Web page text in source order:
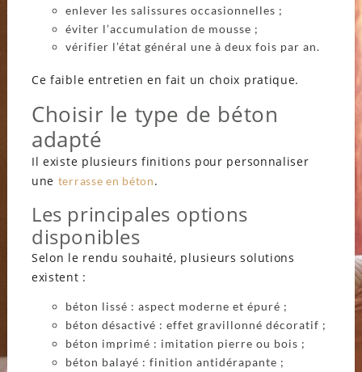
enlever les salissures occasionnelles ;
éviter l’accumulation de mousse ;
vérifier l’état général une à deux fois par an.
Ce faible entretien en fait un choix pratique.
Choisir le type de béton
adapté
Il existe plusieurs finitions pour personnaliser
une terrasse en béton.
Les principales options
disponibles
Selon le rendu souhaité, plusieurs solutions
existent :
béton lissé : aspect moderne et épuré ;
béton désactivé : effet gravillonné décoratif ;
béton imprimé : imitation pierre ou bois ;
béton balayé : finition antidérapante ;